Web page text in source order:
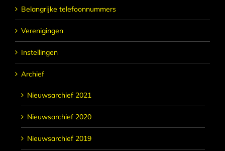
Belangrijke telefoonnummers
Verenigingen
Instellingen
Archief
Nieuwsarchief 2021
Nieuwsarchief 2020
Nieuwsarchief 2019